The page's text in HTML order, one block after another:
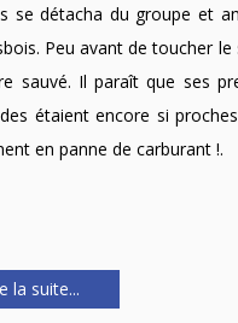
se détacha du groupe et
Peu avant de toucher
sauvé. Il paraît que ses
étaient encore si
en panne de carburant !.
la suite...